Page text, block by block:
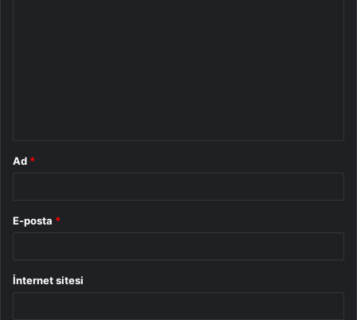
Ad *
E-posta *
İnternet sitesi